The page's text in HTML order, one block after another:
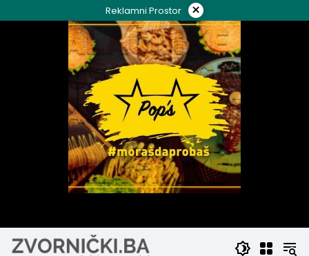
to
Reklamni Prostor ×